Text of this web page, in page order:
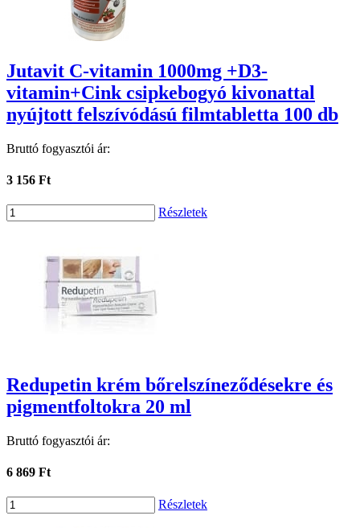
Jutavit C-vitamin 1000mg +D3-
vitamin+Cink csipkebogyó kivonattal
nyújtott felszívódású filmtabletta 100 db
Bruttó fogyasztói ár:
3 156 Ft
Részletek
Redupetin krém bőrelszíneződésekre és
pigmentfoltokra 20 ml
Bruttó fogyasztói ár:
6 869 Ft
Részletek